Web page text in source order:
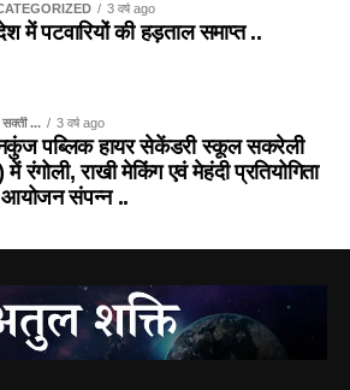
3 वर्ष ago
में पटवारियों की हड़ताल समाप्त ..
... 3 वर्ष ago
पब्लिक हायर सेकेंडरी स्कूल सकरेली
में रंगोली, राखी मेकिंग एवं मेहंदी प्रतियोगिता
संपन्न ..